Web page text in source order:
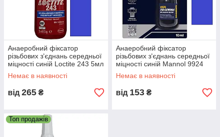
Анаеробний фіксатор
різьбових з'єднань середньої
міцності синій Loctite 243 5мл
Немає в наявності
від 265 ₴
Анаеробний фіксатор
різьбових з'єднань середньої
міцності синій Mannol 9924
10мл
Немає в наявності
від 153 ₴
Топ продажів